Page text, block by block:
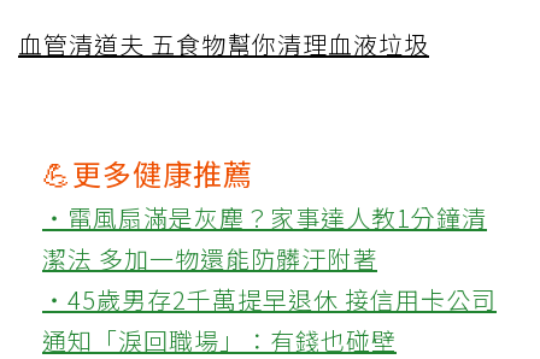
血管清道夫 五食物幫你清理血液垃圾
💪更多健康推薦
‧電風扇滿是灰塵？家事達人教1分鐘清
潔法 多加一物還能防髒汙附著
‧45歲男存2千萬提早退休 接信用卡公司
通知「淚回職場」：有錢也碰壁